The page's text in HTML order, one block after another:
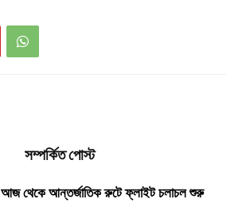
সম্পর্কিত পোস্ট
আজ থেকে আন্তর্জাতিক রুটে ফ্লাইট চলাচল শুরু